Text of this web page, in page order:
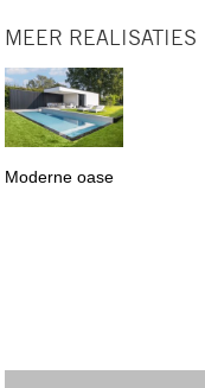
MEER REALISATIES
Moderne oase